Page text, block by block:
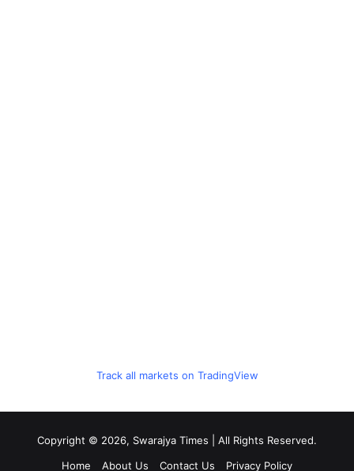
Track all markets on TradingView
Copyright © 2026, Swarajya Times | All Rights Reserved.
Home
About Us Contact Us Privacy Policy